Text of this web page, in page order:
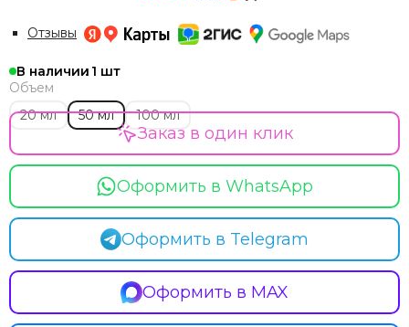
Отзывы
В наличии 1
Объем
20 мл
50 мл 100 мл
Оформить в WhatsApp
Оформить в Telegram
Оформить в MAX
Заказ в один клик